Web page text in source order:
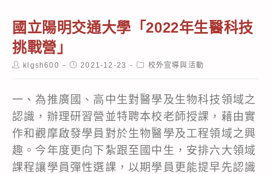
國立陽明交通大學「2022年生醫科技
挑戰營」
Postklgsh600
Post2021-12-23
Post校外宣導與活動
一、為推廣國、高中生對醫學及生物科技領域之
認識，辦理研習營並特聘本校老師授課，藉由實
作和觀摩啟發學員對於生物醫學及工程領域之興
趣。今年度更向下紮跟至國中生，安排六大領域
課程讓學員彈性選課，以期學員更能提早先認識